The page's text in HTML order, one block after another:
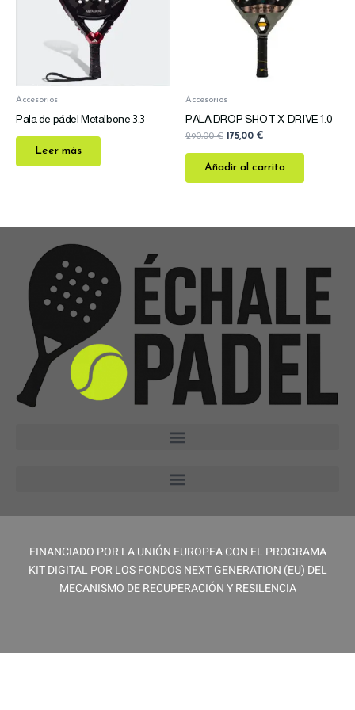
Accesorios
Pala de pádel Metalbone 3.3
Leer más
Accesorios
PALA DROP SHOT X-DRIVE 1.0
290,00€ 175,00 €
Añadir al carrito
FINANCIADO POR LA UNIÓN EUROPEA CON EL PROGRAMA
KIT DIGITAL POR LOS FONDOS NEXT GENERATION (EU) DEL
MECANISMO DE RECUPERACIÓN Y RESILENCIA